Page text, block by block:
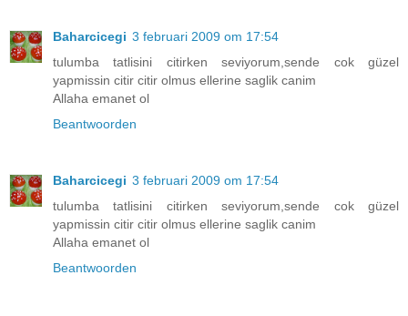
Baharcicegi 3 februari 2009 om 17:54
tulumba tatlisini citirken seviyorum,sende cok güzel
yapmissin citir citir olmus ellerine saglik canim
Allaha emanet ol
Beantwoorden
Baharcicegi 3 februari 2009 om 17:54
tulumba tatlisini citirken seviyorum,sende cok güzel
yapmissin citir citir olmus ellerine saglik canim
Allaha emanet ol
Beantwoorden